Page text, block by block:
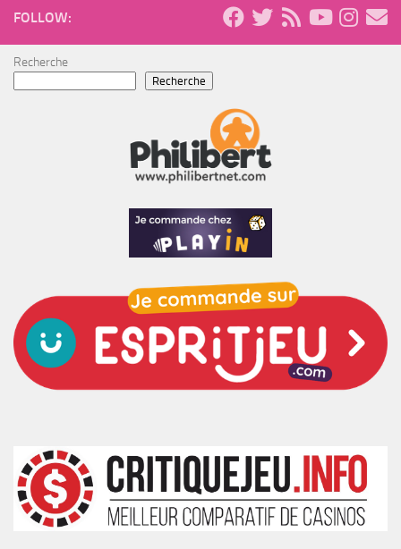
FOLLOW:
Recherche
Recherche